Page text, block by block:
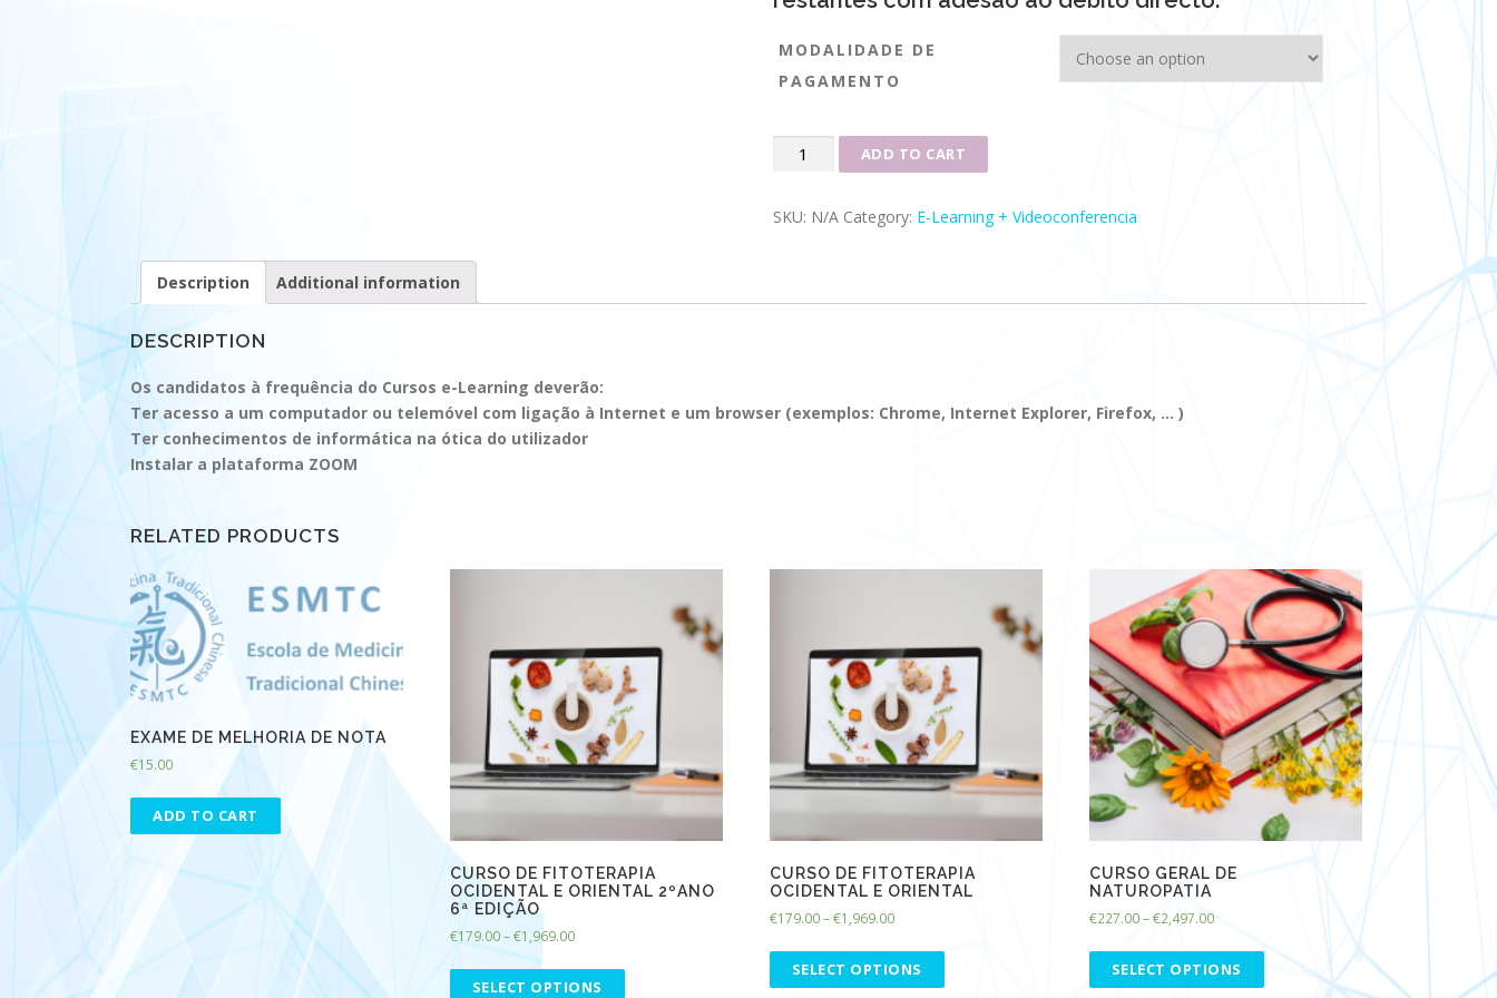
MODALIDADE DE
PAGAMENTO
Curso
Naturopatia
Edição
ADD TO CART
SKU: N/A Category: E-Learning + Videoconferencia
Description Additional information
DESCRIPTION
Os candidatos à frequência do Cursos e-Learning deverão:
Ter acesso a um computador ou telemóvel com ligação à Internet e um browser (exemplos: Chrome, Internet Explorer, Firefox, … )
Ter conhecimentos de informática na ótica do utilizador
Instalar a plataforma ZOOM
RELATED PRODUCTS
EXAME DE MELHORIA DE NOTA
€15.00
ADD TO CART
CURSO DE FITOTERAPIA
OCIDENTAL E ORIENTAL 2ºANO
6ª EDIÇÃO
€179.00–€1,969.00
SELECT OPTIONS
CURSO DE FITOTERAPIA
OCIDENTAL E ORIENTAL
€179.00–€1,969.00
SELECT OPTIONS
CURSO GERAL DE
NATUROPATIA
€227.00–€2,497.00
SELECT OPTIONS